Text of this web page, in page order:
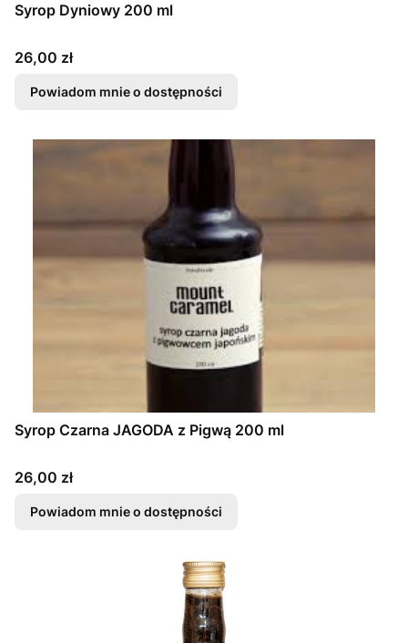
Syrop Dyniowy 200 ml
Cena
26,00 zł
Powiadom mnie o dostępności
Syrop Czarna JAGODA z Pigwą 200 ml
Cena
26,00 zł
Powiadom mnie o dostępności